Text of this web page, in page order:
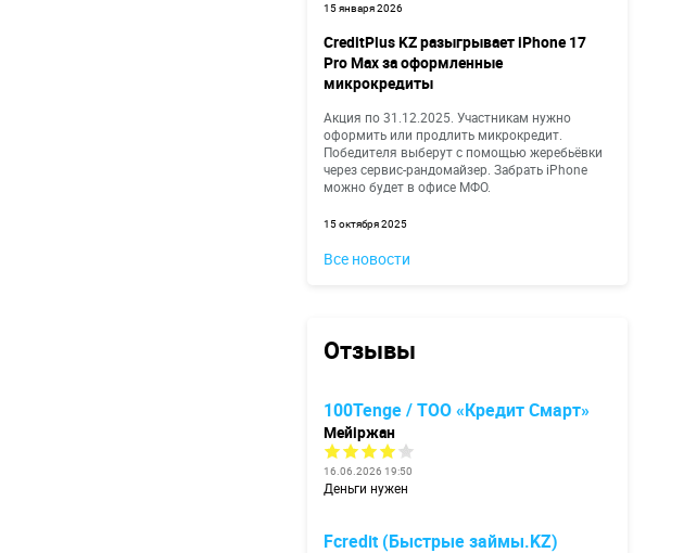
15 января 2026
CreditPlus KZ разыгрывает iPhone 17
Pro Max за оформленные
микрокредиты
Акция по 31.12.2025. Участникам нужно
оформить или продлить микрокредит.
Победителя выберут с помощью жеребьёвки
через сервис-рандомайзер. Забрать iPhone
можно будет в офисе МФО.
15 октября 2025
Все новости
Отзывы
100Tenge / ТОО «Кредит Смарт»
Мейіржан
16.06.2026 19:50
Деньги нужен
Fcredit (Быстрые займы.KZ)